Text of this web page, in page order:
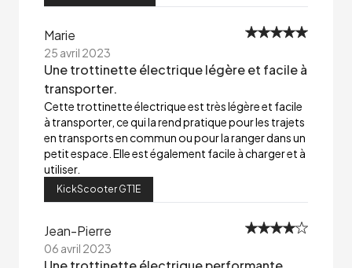
Marie
25 avril 2023
Une trottinette électrique légère et facile à
transporter.
Cette trottinette électrique est très légère et facile
à transporter, ce qui la rend pratique pour les trajets
en transports en commun ou pour la ranger dans un
petit espace. Elle est également facile à charger et à
utiliser.
KickScooter GT1E
Jean-Pierre
06 avril 2023